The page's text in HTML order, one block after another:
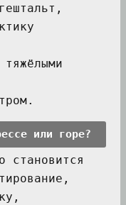
или горе?
становится